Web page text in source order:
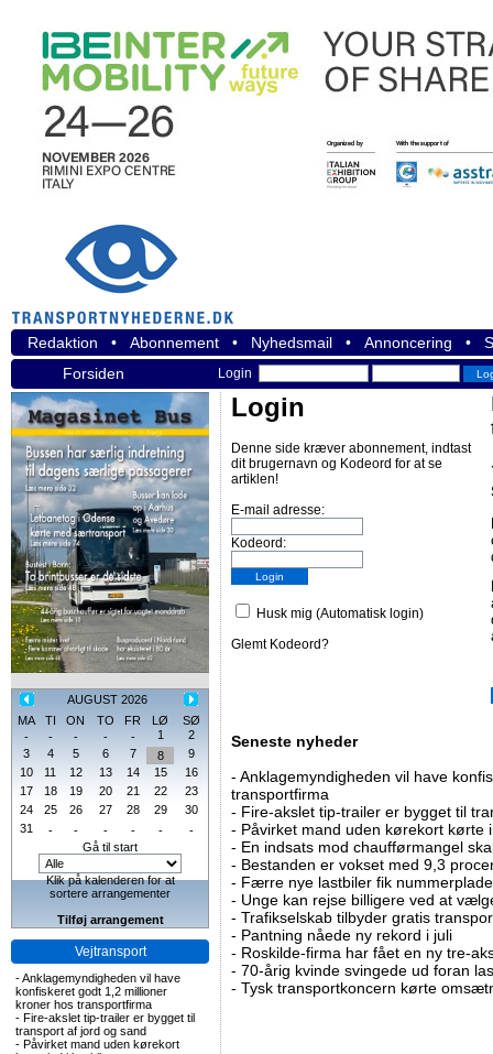
Redaktion • Abonnement • Nyhedsmail • Annoncering •
Forsiden
Login
AUGUST 2026
MA
TI ON TO FR LØ
SØ
-
- - - - 1
2
3
4 5 6 7 8
9
10
11 12 13 14 15
16
17
18 19 20 21 22
23
24
25 26 27 28 29
30
31
- - - - -
-
Gå til start
Klik på kalenderen for at
sortere arrangementer
Tilføj arrangement
Vejtransport
-Anklagemyndigheden vil have
konfiskeret godt 1,2 millioner
kroner hos transportfirma
- Fire-akslet tip-trailer er bygget til
transport af jord og sand
- Påvirket mand uden kørekort
Login
Denne side kræver abonnement, indtast
dit brugernavn og Kodeord for at se
artiklen!
E-mail adresse:
Kodeord:
Husk mig (Automatisk login)
Glemt Kodeord?
Seneste nyheder
- Anklagemyndigheden vil have
transportfirma
- Fire-akslet tip-trailer er bygget til
- Påvirket mand uden kørekort kørte
- En indsats mod chaufførmangel
- Bestanden er vokset med 9,3
- Færre nye lastbiler fik
- Unge kan rejse billigere ved at
- Trafikselskab tilbyder gratis
- Pantning nåede ny rekord i juli
- Roskilde-firma har fået en ny tre-
- 70-årig kvinde svingede ud foran
- Tysk transportkoncern kørte